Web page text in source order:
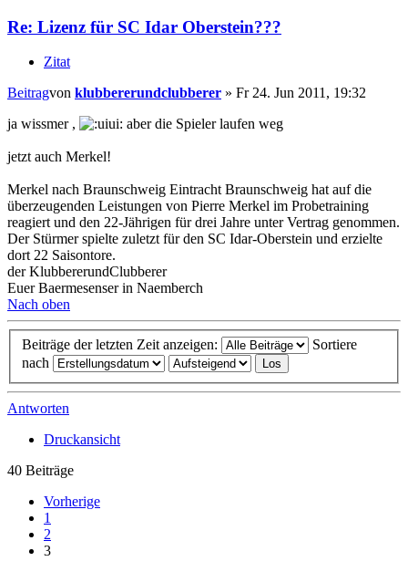
Re: Lizenz für SC Idar Oberstein???
Zitat
Beitragvon klubbererundclubberer » Fr 24. Jun 2011, 19:32
ja wissmer ,
aber die Spieler laufen weg
jetzt auch Merkel!
Merkel nach Braunschweig Eintracht Braunschweig hat auf die
überzeugenden Leistungen von Pierre Merkel im Probetraining
reagiert und den 22-Jährigen für drei Jahre unter Vertrag genommen.
Der Stürmer spielte zuletzt für den SC Idar-Oberstein und erzielte
dort 22 Saisontore.
der KlubbererundClubberer
Euer Baermesenser in Naemberch
Nach oben
Beiträge der letzten Zeit anzeigen:
Sortiere
nach
Antworten
Druckansicht
40 Beiträge
Vorherige
1
2
3